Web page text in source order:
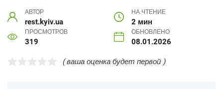
АВТОР
rest.kyiv.ua
НА ЧТЕНИЕ
2 мин
ПРОСМОТРОВ
319
ОБНОВЛЕНО
08.01.2026
( ваша оценка будет первой )